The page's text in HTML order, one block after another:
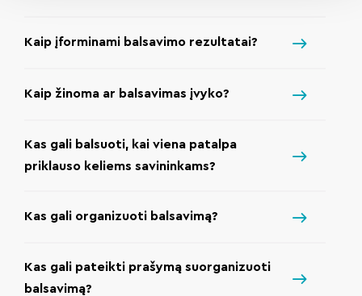
Kaip įforminami balsavimo rezultatai?
Kaip žinoma ar balsavimas įvyko?
Kas gali balsuoti, kai viena patalpa
priklauso keliems savininkams?
Kas gali organizuoti balsavimą?
Kas gali pateikti prašymą suorganizuoti
balsavimą?